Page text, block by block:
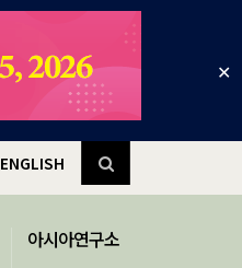
✕
ENGLISH
아시아연구소